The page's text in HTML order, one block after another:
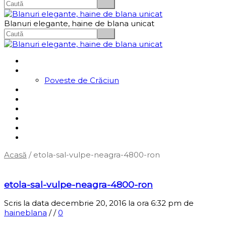
Blanuri elegante, haine de blana unicat
Poveste de Crăciun
Acasă / etola-sal-vulpe-neagra-4800-ron
etola-sal-vulpe-neagra-4800-ron
Scris la data decembrie 20, 2016 la ora 6:32 pm de
haineblana //0